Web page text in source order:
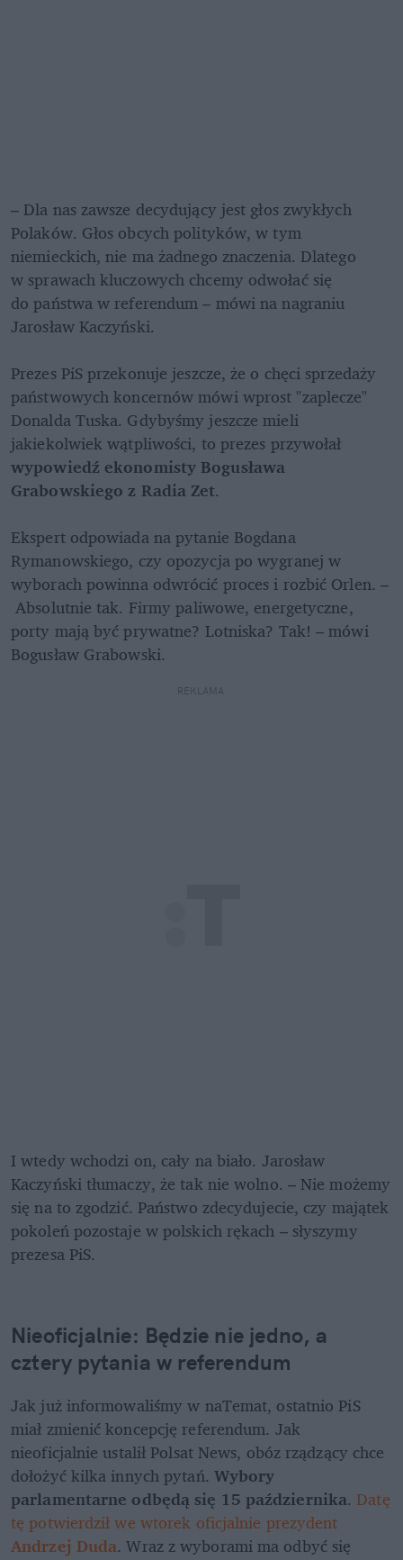
– Dla nas zawsze decydujący jest głos zwykłych
Polaków. Głos obcych polityków, w tym
niemieckich, nie ma żadnego znaczenia. Dlatego
w sprawach kluczowych chcemy odwołać się
do państwa w referendum – mówi na nagraniu
Jarosław Kaczyński.
Prezes PiS przekonuje jeszcze, że o chęci sprzedaży
państwowych koncernów mówi wprost "zaplecze"
Donalda Tuska. Gdybyśmy jeszcze mieli
wypowiedź ekonomisty Bogusława
Grabowskiego z Radia Zet.
Ekspert odpowiada na pytanie Bogdana
Rymanowskiego, czy opozycja po wygranej w
wyborach powinna odwrócić proces i rozbić Orlen. –
Absolutnie tak. Firmy paliwowe, energetyczne,
porty mają być prywatne? Lotniska? Tak! – mówi
Bogusław Grabowski.
REKLAMA
I wtedy wchodzi on, cały na biało. Jarosław
Kaczyński tłumaczy, że tak nie wolno. – Nie możemy
się na to zgodzić. Państwo zdecydujecie, czy majątek
pokoleń pozostaje w polskich rękach – słyszymy
prezesa PiS.
Nieoficjalnie: Będzie nie jedno, a
cztery pytania w referendum
Jak już informowaliśmy w naTemat, ostatnio PiS
miał zmienić koncepcję referendum. Jak
nieoficjalnie ustalił Polsat News, obóz rządzący chce
dołożyć kilka innych pytań. Wybory
parlamentarne odbędą się 15 października. Datę
Andrzej Duda. Wraz z wyborami ma odbyć się